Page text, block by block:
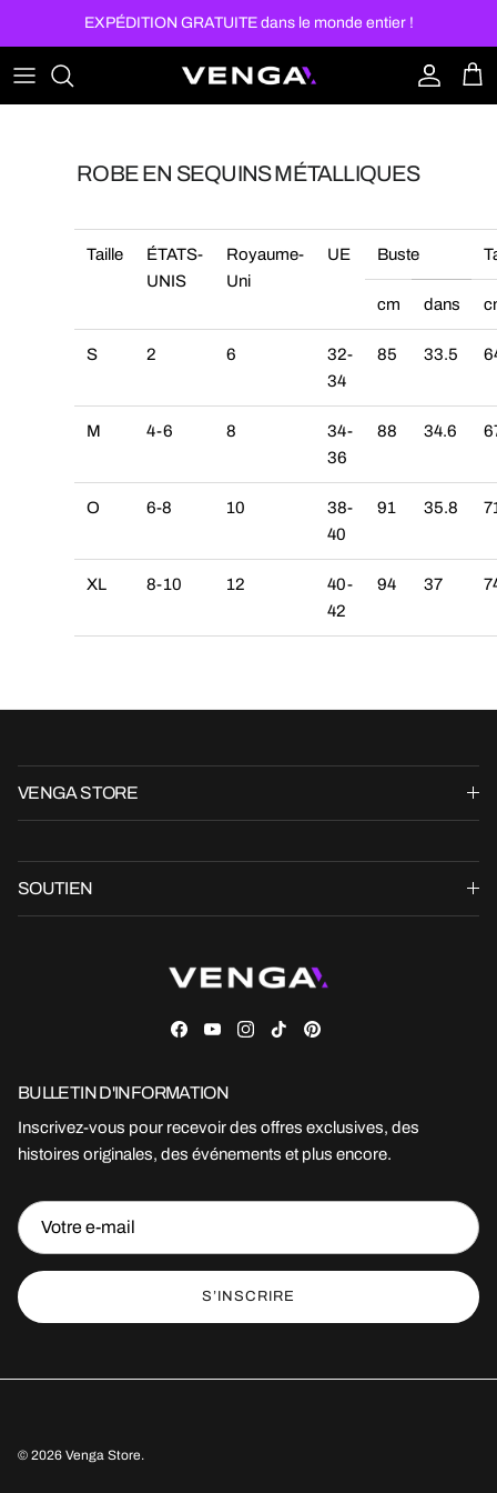
EXPÉDITION GRATUITE dans le monde entier !
Compte
ROBE EN SEQUINS MÉTALLIQUES
Taille
ÉTATS-
UNIS
Royaume-
Uni
UE Buste
cm dans
S 2 6
32-
34
85 33.5
M 4-6 8
34-
36
88 34.6
O 6-8 10
38-
40
91 35.8
XL 8-10 12
40-
42
94 37
VENGA STORE
SOUTIEN
Facebook
YouTubeInstagram
TikTokPinterest
BULLETIN D'INFORMATION
Inscrivez-vous pour recevoir des offres exclusives, des
histoires originales, des événements et plus encore.
S’INSCRIRE
© 2026 Venga Store.